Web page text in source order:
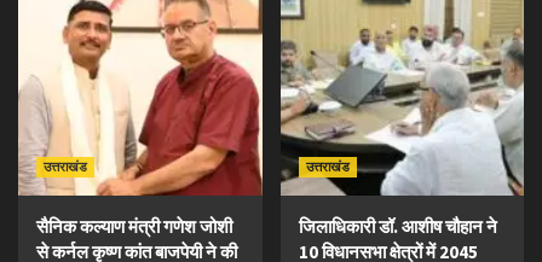
उत्तराखंड
सैनिक कल्याण मंत्री गणेश जोशी
से कर्नल कृष्ण कांत बाजपेयी ने की
उत्तराखंड
जिलाधिकारी डॉ. आशीष चौहान ने
10 विधानसभा क्षेत्रों में 2045